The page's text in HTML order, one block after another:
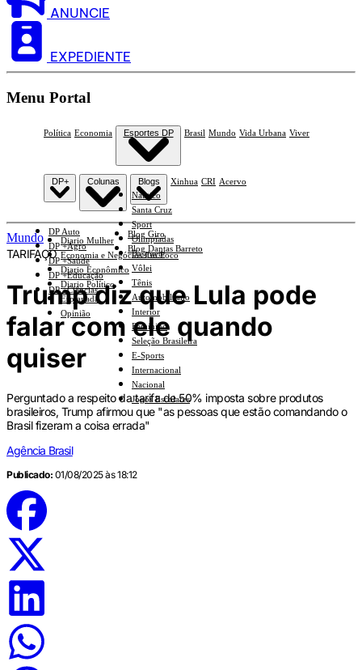
ANUNCIE
EXPEDIENTE
Menu Portal
Política Economia Esportes DP
Náutico
Santa Cruz
Sport
Olimpíadas
Basquete
Vôlei
Tênis
Automobilismo
Interior
Feminino
Seleção Brasileira
E-Sports
Internacional
Nacional
Jogos Escolares
Brasil Mundo Vida Urbana Viver
DP+
DP Auto
DP +Agro
DP +Saúde
DP +Educação
DP +Ciências
Colunas
Diario Mulher
Economia e Negócios Em Foco
Diario Econômico
Diario Político
Esplanada
Opinião
Blogs
Blog Giro
Blog Dantas Barreto
Xinhua CRI Acervo
Mundo
TARIFAÇO
Trump diz que Lula pode
falar com ele quando
quiser
Perguntado a respeito da tarifa de 50% imposta sobre produtos
brasileiros, Trump afirmou que "as pessoas que estão comandando o
Brasil fizeram a coisa errada"
Agência Brasil
Publicado: 01/08/2025 às 18:12